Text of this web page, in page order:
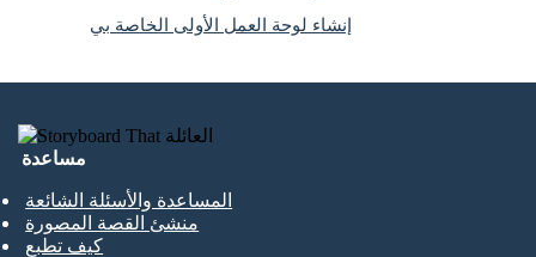
إنشاء لوحة العمل الأولى الخاصة بي
مساعدة
المساعدة والأسئلة الشائعة
منشئ القصة المصورة
كيف تطبع